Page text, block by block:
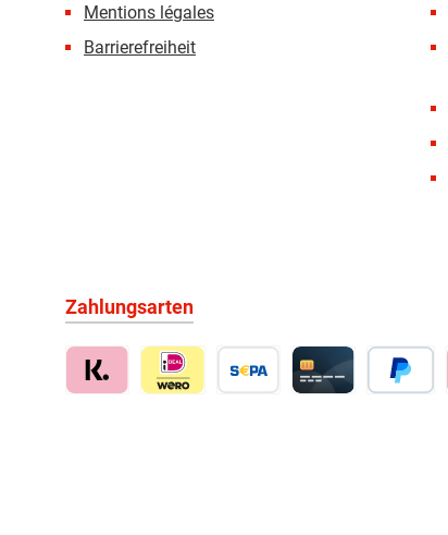
Mentions légales
Barrierefreiheit
Zahlungsarten